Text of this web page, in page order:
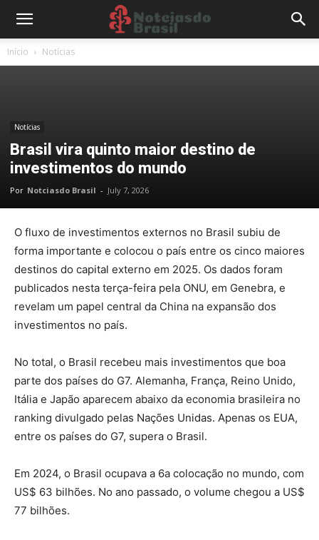
Início Notícias
Notícias
Brasil vira quinto maior destino de
investimentos do mundo
Por Notciasdo Brasil - July 7, 2026
O fluxo de investimentos externos no Brasil subiu de
forma importante e colocou o país entre os cinco maiores
destinos do capital externo em 2025. Os dados foram
publicados nesta terça-feira pela ONU, em Genebra, e
revelam um papel central da China na expansão dos
investimentos no país.
No total, o Brasil recebeu mais investimentos que boa
parte dos países do G7. Alemanha, França, Reino Unido,
Itália e Japão aparecem abaixo da economia brasileira no
ranking divulgado pelas Nações Unidas. Apenas os EUA,
entre os países do G7, supera o Brasil.
Em 2024, o Brasil ocupava a 6a colocação no mundo, com
US$ 63 bilhões. No ano passado, o volume chegou a US$
77 bilhões.